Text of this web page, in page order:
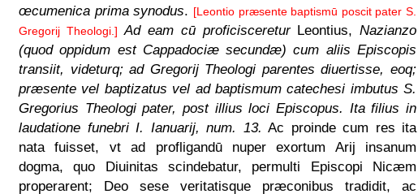
œcumenica prima synodus. [Leontio præsente baptismū poscit pater S.
Gregorij Theologi.] Ad eam cū proficiscereturLeontius,Nazianzo
(quod oppidum est Cappadociæ secundæ) cum aliis Episcopis
transiit, videturq; ad Gregorij Theologi parentes diuertisse, eoq;
præsente vel baptizatus vel ad baptismum catechesi imbutus S.
Gregorius Theologi pater, post illius loci Episcopus. Ita filius in
laudatione funebri I. Ianuarij, num. 13. Ac proinde cum res ita
nata fuisset, vt ad profligandū nuper exortum Arij insanum
dogma, quo Diuinitas scindebatur, permulti Episcopi Nicæm
properarent; Deo sese veritatisque præconibus tradidit, ac